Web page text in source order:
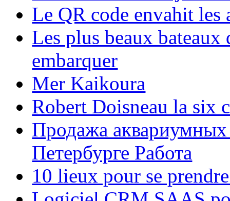
Le QR code envahit les
Les plus beaux bateaux
embarquer
Mer Kaikoura
Robert Doisneau la six
Продажа аквариумных
Петербурге Работа
10 lieux pour se